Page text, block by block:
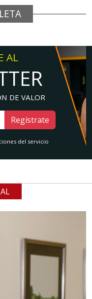
AL
DE VALOR
Regístrate
del servicio